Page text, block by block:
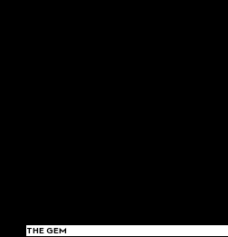
THE GEM